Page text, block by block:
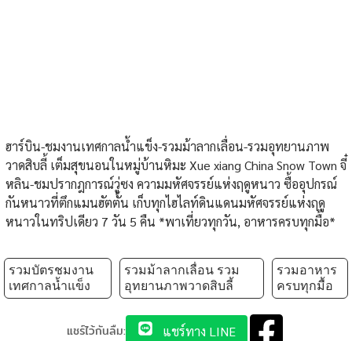
ฮาร์บิน-ชมงานเทศกาลน้ำแข็ง-รวมม้าลากเลื่อน-รวมอุทยานภาพ
วาดสิบลี้ เต็มสุขนอนในหมู่บ้านหิมะ Xue xiang China Snow Town จี๋
หลิน-ชมปรากฎการณ์วู่ซง ความมหัศจรรย์แห่งฤดูหนาว ซื้ออุปกรณ์
กันหนาวที่ตึกแมนฮัตตั้น เก็บทุกไฮไลท์ดินแดนมหัศจรรย์แห่งฤดู
หนาวในทริปเดียว 7 วัน 5 คืน *พาเที่ยวทุกวัน, อาหารครบทุกมื้อ*
รวมบัตรชมงาน
เทศกาลน้ำแข็ง
รวมม้าลากเลื่อน รวม
อุทยานภาพวาดสิบลี้
รวมอาหาร
ครบทุกมื้อ
แชร์ไว้กันลืม: แชร์ทาง LINE